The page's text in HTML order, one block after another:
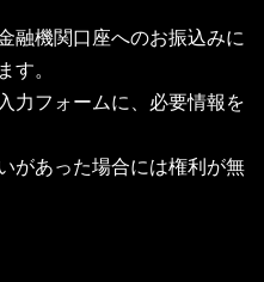
融機関口座へのお振込みに
す。
力フォームに、必要情報を
があった場合には権利が無